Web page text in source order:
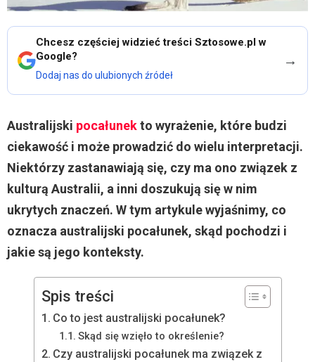
Chcesz częściej widzieć treści Sztosowe.pl w
Google?
Dodaj nas do ulubionych źródeł
→
Australijski pocałunekto wyrażenie, które budzi
ciekawość i może prowadzić do wielu interpretacji.
Niektórzy zastanawiają się, czy ma ono związek z
kulturą Australii, a inni doszukują się w nim
ukrytych znaczeń. W tym artykule wyjaśnimy, co
oznacza australijski pocałunek, skąd pochodzi i
jakie są jego konteksty.
Spis treści
Co to jest australijski pocałunek?
Skąd się wzięło to określenie?
Czy australijski pocałunek ma związek z